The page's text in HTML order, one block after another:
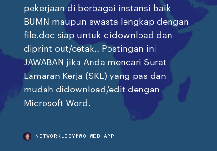
pekerjaan di berbagai instansi baik
BUMN maupun swasta lengkap dengan
file.doc siap untuk didownload dan
diprint out/cetak.. Postingan ini
JAWABAN jika Anda mencari Surat
Lamaran Kerja (SKL) yang pas dan
mudah didownload/edit dengan
Microsoft Word.
NETWORKLIBYMWO.WEB.APP